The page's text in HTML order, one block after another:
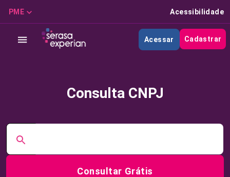
PME Acessibilidade
Acessar Cadastrar
Consulta CNPJ
Consultar Grátis